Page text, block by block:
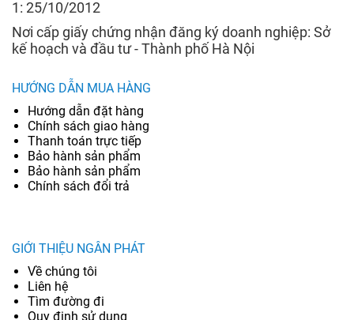
1: 25/10/2012
Nơi cấp giấy chứng nhận đăng ký doanh nghiệp: Sở
kế hoạch và đầu tư - Thành phố Hà Nội
HƯỚNG DẪN MUA HÀNG
Hướng dẫn đặt hàng
Chính sách giao hàng
Thanh toán trực tiếp
Bảo hành sản phẩm
Bảo hành sản phẩm
Chính sách đổi trả
GIỚI THIỆU NGÂN PHÁT
Về chúng tôi
Liên hệ
Tìm đường đi
Quy định sử dụng